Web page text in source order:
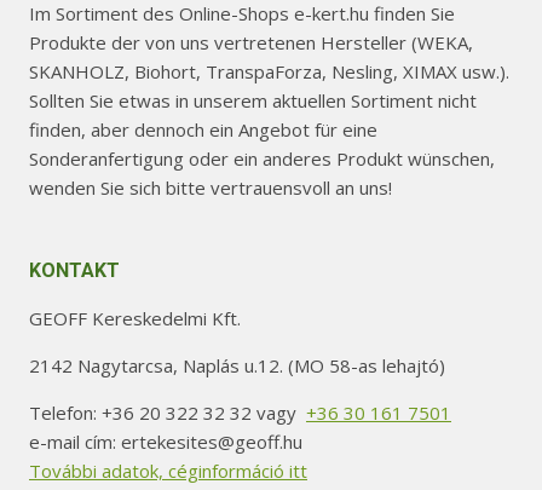
Im Sortiment des Online-Shops e-kert.hu finden Sie
Produkte der von uns vertretenen Hersteller (WEKA,
SKANHOLZ, Biohort, TranspaForza, Nesling, XIMAX usw.).
Sollten Sie etwas in unserem aktuellen Sortiment nicht
finden, aber dennoch ein Angebot für eine
Sonderanfertigung oder ein anderes Produkt wünschen,
wenden Sie sich bitte vertrauensvoll an uns!
KONTAKT
GEOFF Kereskedelmi Kft.
2142 Nagytarcsa, Naplás u.12. (MO 58-as lehajtó)
Telefon: +36 20 322 32 32 vagy +36 30 161 7501
e-mail cím: ertekesites@geoff.hu
További adatok, céginformáció itt